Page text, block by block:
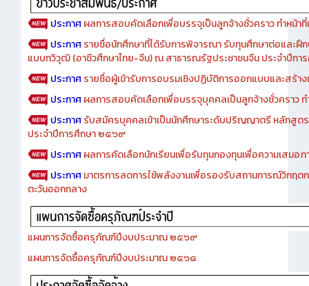
ประกาศผลการสอบคัดเลือกเพื่อบรรจุเป็นลูกจ้างชั่วคราว ทำหน้าที่
ประกาศ รายชื่อนักศึกษาที่ได้รับการพิจารณา รับทุนศึกษาต่อและฝึ
แบบทวิวุฒิ (อาชีวศึกษาไทย-จีน) ณ สาธารณรัฐประชาชนจีน ประจำปีก
ประกาศรายชื่อผู้เข้ารับการอบรมเชิงปฏิบัติการออกแบบและสร้า
ประกาศผลการสอบคัดเลือกเพื่อบรรจุบุคคลเป็นลูกจ้างชั่วคราว ท
ประกาศรับสมัครบุคคลเข้าเป็นนักศึกษาระดับปริญญาตรี หลักสูต
ประจำปีการศึกษา ๒๕๖๙
ประกาศผลการคัดเลือกนักเรียนเพื่อรับทุนกองทุนเพื่อความเสมอ
ประกาศมาตรการลดการใช้พลังงานเพื่อรองรับสถานการณ์วิกฤ
ตะวันออกกลาง
แผนการจัดซื้อครุภัณฑ์ปีงบประมาณ ๒๕๖๙
แผนการจัดซื้อครุภัณฑ์ปีงบประมาณ ๒๕๖๘